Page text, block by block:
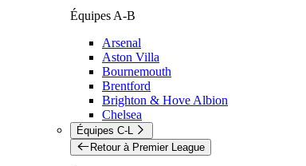
Équipes A-B
Arsenal
Aston Villa
Bournemouth
Brentford
Brighton & Hove Albion
Chelsea
Équipes C-L
Retour à Premier League